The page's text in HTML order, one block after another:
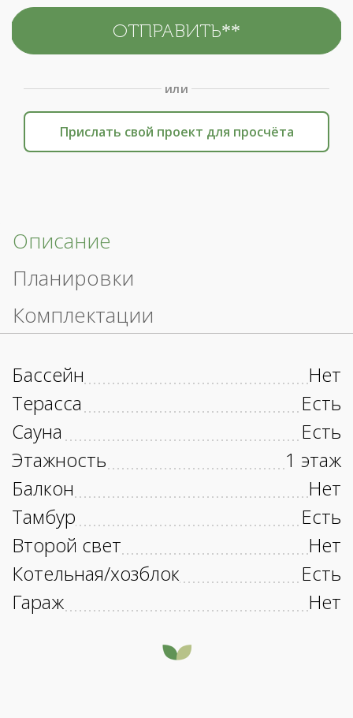
или
Прислать свой проект для просчёта
Описание
Планировки
Комплектации
Бассейн
Нет
Терасса
Есть
Сауна
Есть
Этажность
1 этаж
Балкон
Нет
Тамбур
Есть
Второй свет
Нет
Котельная/хозблок
Есть
Гараж
Нет